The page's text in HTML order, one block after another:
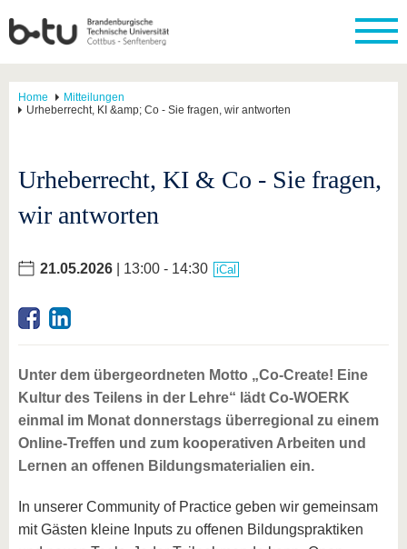
Home
Mitteilungen
Urheberrecht, KI &amp; Co - Sie fragen, wir antworten
Urheberrecht, KI & Co - Sie fragen,
wir antworten
21.05.2026 | 13:00 - 14:30 iCal
Unter dem übergeordneten Motto „Co-Create! Eine
Kultur des Teilens in der Lehre“ lädt Co-WOERK
einmal im Monat donnerstags überregional zu einem
Online-Treffen und zum kooperativen Arbeiten und
Lernen an offenen Bildungsmaterialien ein.
In unserer Community of Practice geben wir gemeinsam
mit Gästen kleine Inputs zu offenen Bildungspraktiken